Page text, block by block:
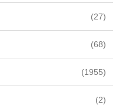
(27)
(68)
(1955)
(2)